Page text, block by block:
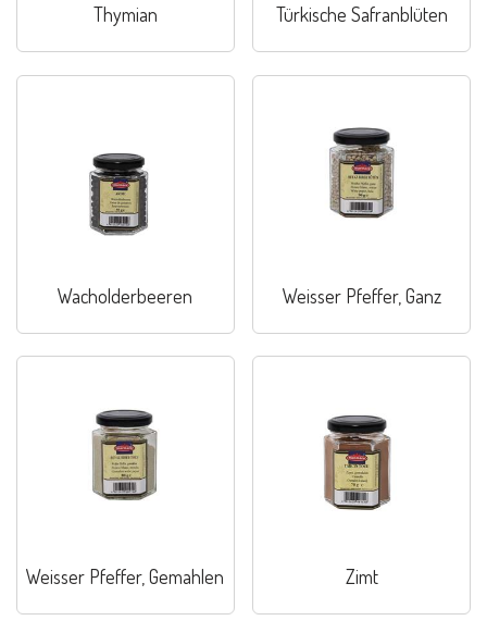
Thymian Türkische Safranblüten
Wacholderbeeren Weisser Pfeffer, Ganz
Weisser Pfeffer, Gemahlen Zimt